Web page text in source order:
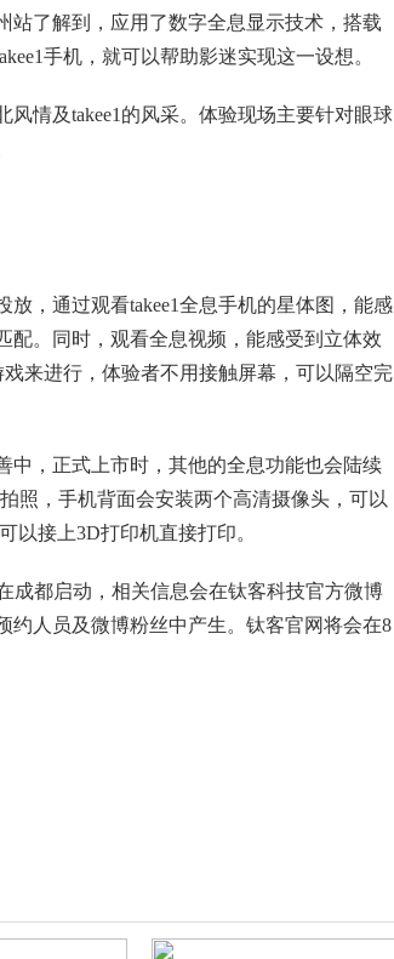
站了解到，应用了数字全息显示技术，搭载
手机，就可以帮助影迷实现这一设想。
情及takee1的风采。体验现场主要针对眼球
，通过观看takee1全息手机的星体图，能感
配。同时，观看全息视频，能感受到立体效
来进行，体验者不用接触屏幕，可以隔空完
中，正式上市时，其他的全息功能也会陆续
照，手机背面会安装两个高清摄像头，可以
以接上3D打印机直接打印。
成都启动，相关信息会在钛客科技官方微博
约人员及微博粉丝中产生。钛客官网将会在8